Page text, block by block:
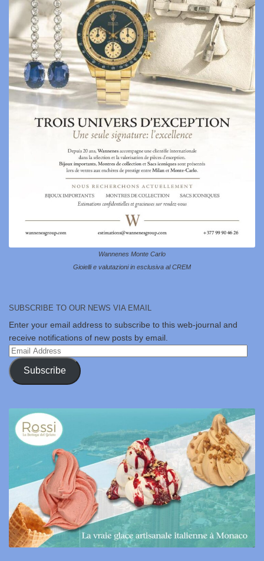
Wannenes Monte Carlo
Gioielli e valutazioni in esclusiva al CREM
SUBSCRIBE TO OUR NEWS VIA EMAIL
Enter your email address to subscribe to this web-journal and
receive notifications of new posts by email.
Email
Address
Subscribe